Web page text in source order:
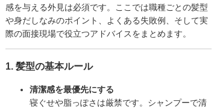
感を与える外見は必須です。ここでは職種ごとの髪型
や身だしなみのポイント、よくある失敗例、そして実
際の面接現場で役立つアドバイスをまとめます。
1. 髪型の基本ルール
清潔感を最優先にする
寝ぐせや脂っぽさは厳禁です。シャンプーで清